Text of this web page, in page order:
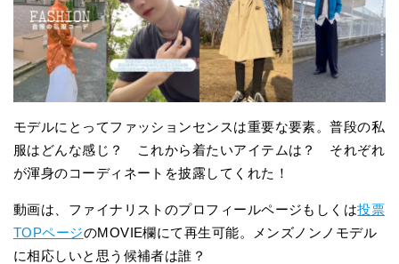
モデルにとってファッションセンスは重要な要素。普段の私
服はどんな感じ？ これから着たいアイテムは？ それぞれ
が渾身のコーディネートを披露してくれた！
動画は、ファイナリストのプロフィールページもしくは投票
TOPページのMOVIE欄にて再生可能。メンズノンノモデル
に相応しいと思う候補者は誰？